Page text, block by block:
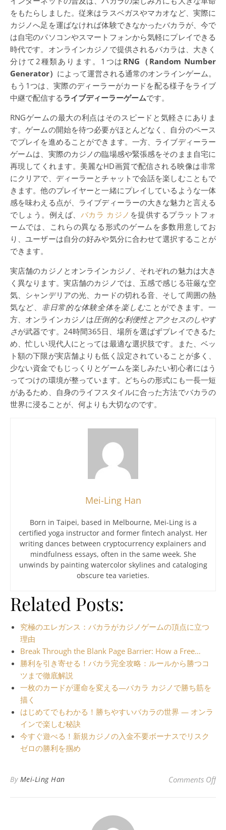
をもたらしました。従来はラスベガスやマカオなど、実際に
カジノへ足を運ばなければ体験できなかったバカラが、今で
は自宅のパソコンやスマートフォンから気軽にプレイできる
時代です。オンラインカジノで提供されるバカラは、大きく
分けて2種類あります。1つは RNG（Random Number
Generator） によって運営される通常のオンラインゲーム。
もう1つは、実際のディーラーがカードを配る様子をライブ
中継で配信するライブディーラーゲームです。
RNGゲームの最大の利点はそのスピードと気軽さにありま
す。ゲームの開始を待つ必要がほとんどなく、自分のペース
でプレイを進めることができます。一方、ライブディーラー
ゲームは、実際のカジノの臨場感や緊張感をそのまま自宅に
再現してくれます。美麗なHD画質で配信される映像は非常
にクリアで、ディーラーとチャットで会話を楽しむこともで
きます。他のプレイヤーと一緒にプレイしているような一体
感を味わえる点が、ライブディーラーの大きな魅力と言える
でしょう。例えば、 バカラ カジノ を提供するプラットフォ
ームでは、これらの異なる形式のゲームを多数用意してお
り、ユーザーは自分の好みや気分に合わせて選択することが
できます。
実店舗のカジノとオンラインカジノ、それぞれの魅力は大き
く異なります。実店舗のカジノでは、五感で感じる荘厳な空
気、シャンデリアの光、カードの切れる音、そして周囲の熱
気など、 非日常的な体験全体を楽しむことができます。一
方、オンラインカジノは圧倒的な利便性とアクセスのしやす
さが武器です。24時間365日、場所を選ばずプレイできるた
め、忙しい現代人にとっては最適な選択肢です。また、ベッ
ト額の下限が実店舗よりも低く設定されていることが多く、
少ない資金でもじっくりとゲームを楽しみたい初心者にはう
ってつけの環境が整っています。どちらの形式にも一長一短
があるため、自身のライフスタイルに合った方法でバカラの
世界に浸ることが、何よりも大切なのです。
Mei-Ling Han
Born in Taipei, based in Melbourne, Mei-Ling is a
certified yoga instructor and former fintech analyst. Her
writing dances between cryptocurrency explainers and
mindfulness essays, often in the same week. She
unwinds by painting watercolor skylines and cataloging
obscure tea varieties.
Related Posts:
究極のエレガンス：バカラがカジノゲームの頂点に立つ
理由
Break Through the Blank Page Barrier: How a Free…
勝利を引き寄せる！バカラ完全攻略：ルールから勝つコ
ツまで徹底解説
一枚のカードが運命を変える—バカラ カジノで勝ち筋を
描く
はじめてでもわかる！勝ちやすいバカラの世界 — オンラ
インで楽しむ秘訣
今すぐ遊べる！新規カジノの入金不要ボーナスでリスク
ゼロの勝利を掴め
By Mei-Ling Han Comments Offon